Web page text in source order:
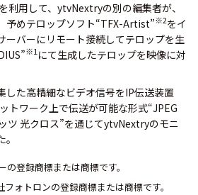
利用して、ytvNextryの別の編集者が、
予めテロップソフト“TFX-Artist”※2をイ
ーバーにリモート接続してテロップを生
※1にて生成したテロップを映像に対
した高精細なビデオ信号をIP伝送装置
トワーク上で伝送が可能な形式“JPEG
ツ 光クロス”を通じてytvNextryのモニ
登録商標または商標です。
ォトロンの登録商標または商標です。